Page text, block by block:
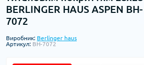
BERLINGER HAUS ASPEN BH-
7072
Виробник: Berlinger haus
Артикул: BH-7072